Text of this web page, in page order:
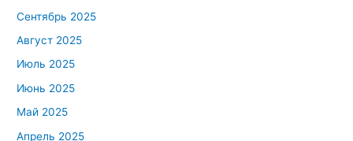
Сентябрь 2025
Август 2025
Июль 2025
Июнь 2025
Май 2025
Апрель 2025